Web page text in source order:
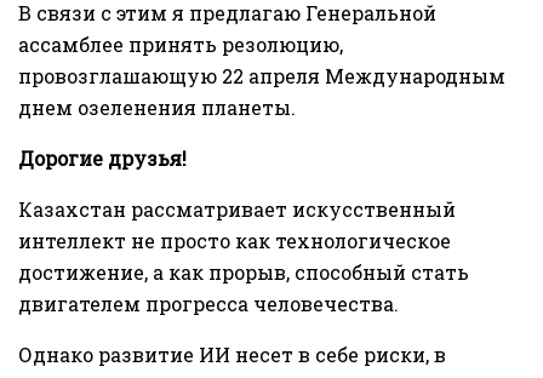
В связи с этим я предлагаю Генеральной
ассамблее принять резолюцию,
провозглашающую 22 апреля Международным
днем озеленения планеты.
Дорогие друзья!
Казахстан рассматривает искусственный
интеллект не просто как технологическое
достижение, а как прорыв, способный стать
двигателем прогресса человечества.
Однако развитие ИИ несет в себе риски, в